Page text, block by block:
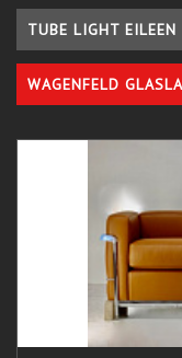
TUBE LIGHT EILEEN
WAGENFELD